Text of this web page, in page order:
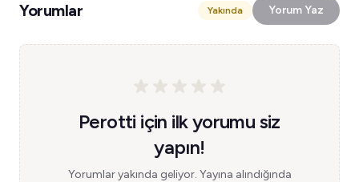
Yorumlar Yakında Yorum Yaz
Perotti için ilk yorumu siz
yapın!
Yorumlar yakında geliyor. Yayına alındığında